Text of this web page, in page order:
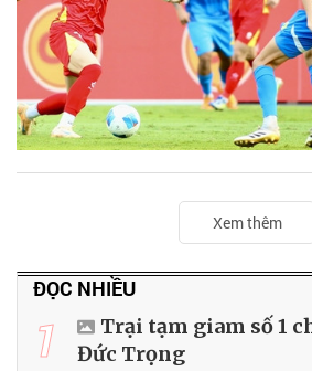
Xem thêm
ĐỌC NHIỀU
1
Trại tạm giam số 1
Đức Trọng